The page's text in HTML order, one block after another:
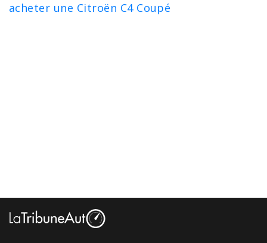
acheter une Citroën C4 Coupé